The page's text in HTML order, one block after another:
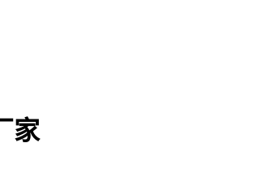
家